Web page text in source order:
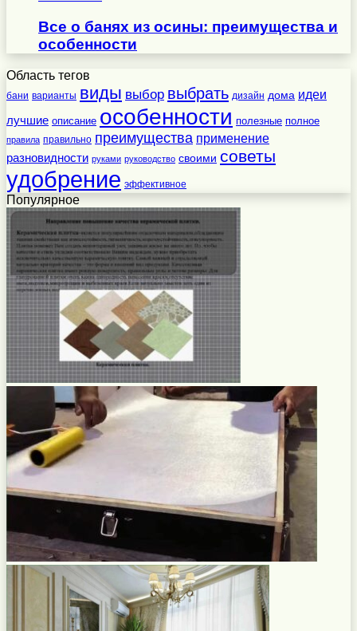
Все о банях из осины: преимущества и
особенности
Область тегов
бани варианты виды выбор выбрать дизайн дома идеи
лучшие описание особенности полезные полное
правила правильно преимущества применение
разновидности руками руководство своими советы
удобрение эффективное
Популярное